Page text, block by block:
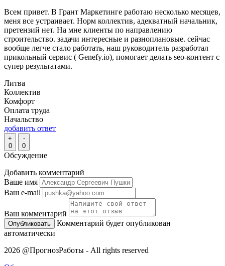
Всем привет. В Грант Маркетинге работаю несколько месяцев,
меня все устраивает. Норм коллектив, адекватный начальник,
претензий нет. На мне клиенты по направлению
строительство. задачи интересные и разноплановые. сейчас
вообще легче стало работать, наш руководитель разработал
прикольный сервис ( Genefy.io), помогает делать seo-контент с
супер результатами.
Литва
Коллектив
Комфорт
Оплата труда
Начальство
добавить ответ
+
0
-
0
Обсуждение
Добавить комментарий
Ваше имя
Ваш e-mail
Ваш комментарий
Комментарий будет опубликован
автоматически
2026 @ПрогнозРаботы - All rights reserved